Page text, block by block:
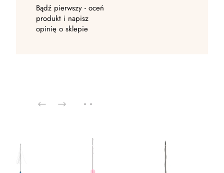
Bądź pierwszy - oceń
produkt i napisz
opinię o sklepie